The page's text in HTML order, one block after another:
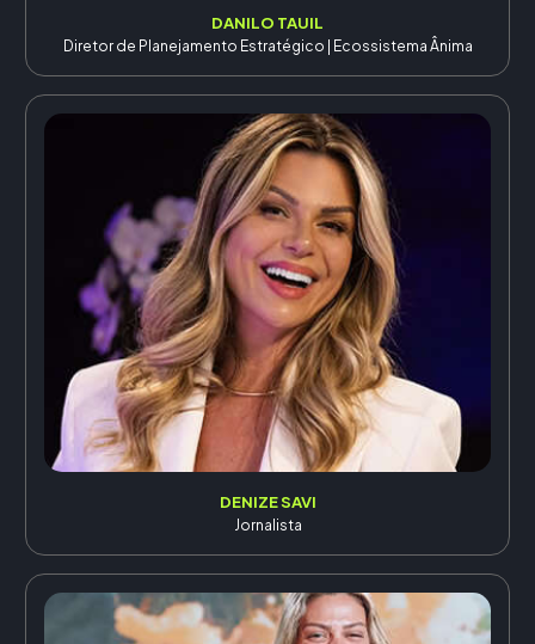
DANILO TAUIL
Diretor de Planejamento Estratégico | Ecossistema Ânima
DENIZE SAVI
Jornalista